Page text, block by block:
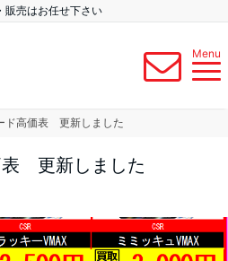
販売はお任せ下さい
Menu
ド高価表 更新しました
表 更新しました